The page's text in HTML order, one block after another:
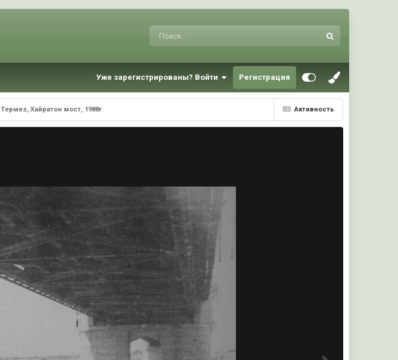
Уже зарегистрированы? Войти Регистрация
Активность
Термез, Хайратон мост, 1988г